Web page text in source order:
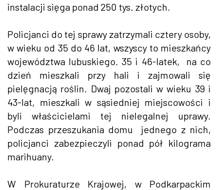
instalacji sięga ponad 250 tys. złotych.
Policjanci do tej sprawy zatrzymali cztery osoby,
w wieku od 35 do 46 lat, wszyscy to mieszkańcy
województwa lubuskiego. 35 i 46-latek, na co
dzień mieszkali przy hali i zajmowali się
pielęgnacją roślin. Dwaj pozostali w wieku 39 i
43-lat, mieszkali w sąsiedniej miejscowości i
byli właścicielami tej nielegalnej uprawy.
Podczas przeszukania domu jednego z nich,
policjanci zabezpieczyli ponad pół kilograma
marihuany.
W Prokuraturze Krajowej, w Podkarpackim